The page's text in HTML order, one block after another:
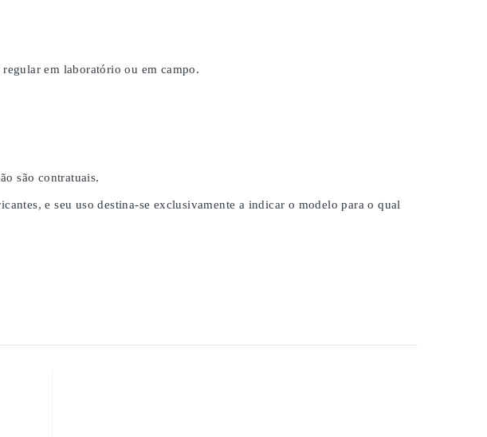
em laboratório ou em campo.
são contratuais.
e seu uso destina-se exclusivamente a indicar o modelo para o qual